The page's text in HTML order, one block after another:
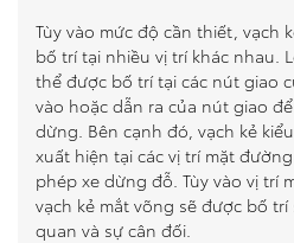
Tùy vào mức độ cần thiết, vạch
bố trí tại nhiều vị trí khác nhau.
thể được bố trí tại các nút giao
vào hoặc dẫn ra của nút giao
dừng. Bên cạnh đó, vạch kẻ
xuất hiện tại các vị trí mặt
phép xe dừng đỗ. Tùy vào vị trí
vạch kẻ mắt võng sẽ được bố
quan và sự cân đối.